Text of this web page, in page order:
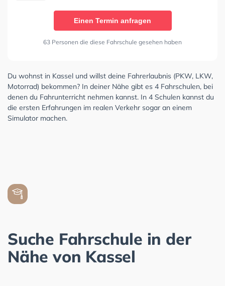
Einen Termin anfragen
63 Personen die diese Fahrschule gesehen haben
Du wohnst in Kassel und willst deine Fahrerlaubnis (PKW, LKW,
Motorrad) bekommen? In deiner Nähe gibt es 4 Fahrschulen, bei
denen du Fahrunterricht nehmen kannst. In 4 Schulen kannst du
die ersten Erfahrungen im realen Verkehr sogar an einem
Simulator machen.
Suche Fahrschule in der
Nähe von Kassel